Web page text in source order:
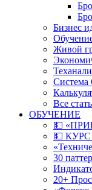
Бизнес
Живой
Система
Все
ОБУЧЕНИЕ
💵
💵
30
20+